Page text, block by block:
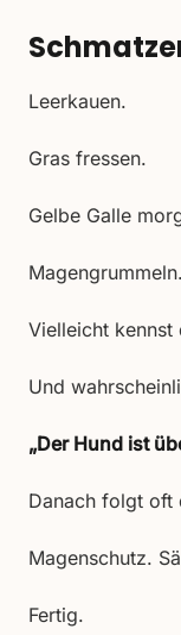
Leerkauen.
Gras fressen.
Gelbe Galle
Magengrummeln.
Vielleicht kennst
Und
„Der Hund ist
Danach folgt oft
Magenschutz.
Fertig.